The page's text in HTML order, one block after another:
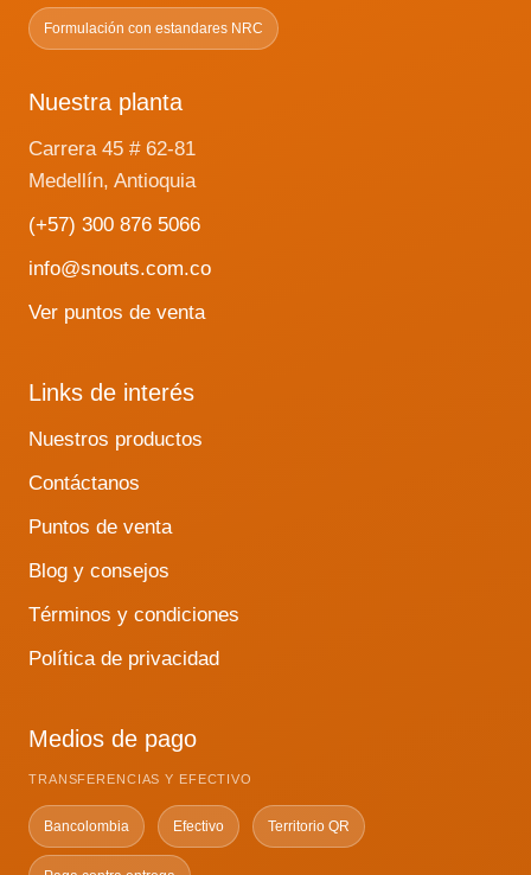
Formulación con estandares NRC
Nuestra planta
Carrera 45 # 62-81
Medellín, Antioquia
(+57) 300 876 5066
info@snouts.com.co
Ver puntos de venta
Links de interés
Nuestros productos
Contáctanos
Puntos de venta
Blog y consejos
Términos y condiciones
Política de privacidad
Medios de pago
TRANSFERENCIAS Y EFECTIVO
Bancolombia Efectivo Territorio QR